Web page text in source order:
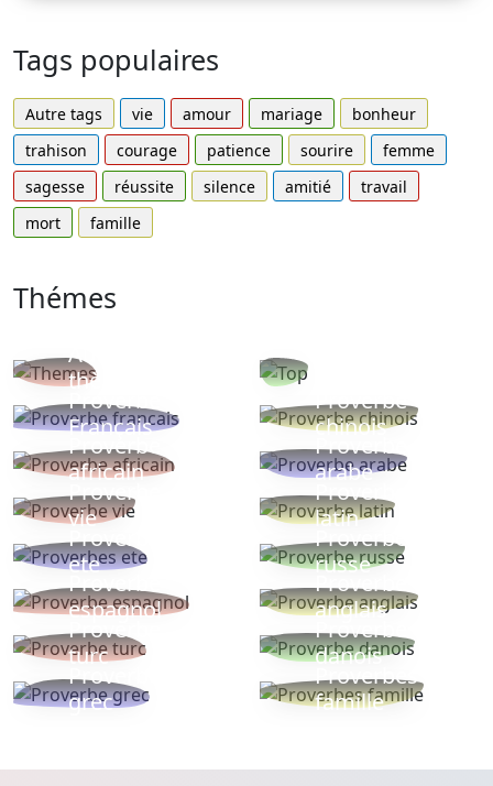
Tags populaires
Autre tags vie amour mariage
bonheur
trahison
courage patience sourire
femme
sagesse
réussite silence amitié
travail
mort
famille
Thémes
Autres
thèmes
Proverbe
Français
Proverbe
chinois
Proverbe
africain
Proverbe
arabe
Proverbe
vie
Proverbe
latin
Proverbes
ete
Proverbe
russe
Proverbe
espagnol
Proverbe
anglais
Proverbe
turc
Proverbe
danois
Proverbe
grec
Proverbes
famille